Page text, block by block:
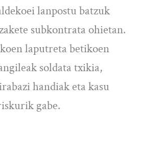
lanpostu batzuk
subkontrata ohietan.
laputreta betikoen
soldata txikia,
handiak eta kasu
gabe.